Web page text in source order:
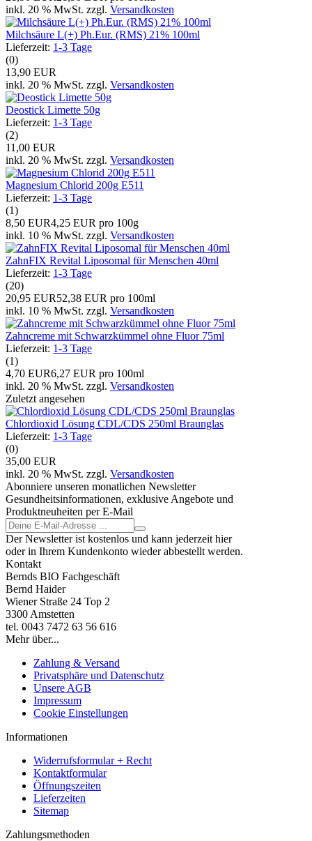
inkl. 20 % MwSt. zzgl. Versandkosten
Milchsäure L(+) Ph.Eur. (RMS) 21% 100ml
Lieferzeit: 1-3 Tage
(0)
13,90 EUR
inkl. 20 % MwSt. zzgl. Versandkosten
Deostick Limette 50g
Lieferzeit: 1-3 Tage
(2)
11,00 EUR
inkl. 20 % MwSt. zzgl. Versandkosten
Magnesium Chlorid 200g E511
Lieferzeit: 1-3 Tage
(1)
8,50 EUR4,25 EUR pro 100g
inkl. 10 % MwSt. zzgl. Versandkosten
ZahnFIX Revital Liposomal für Menschen 40ml
Lieferzeit: 1-3 Tage
(20)
20,95 EUR52,38 EUR pro 100ml
inkl. 10 % MwSt. zzgl. Versandkosten
Zahncreme mit Schwarzkümmel ohne Fluor 75ml
Lieferzeit: 1-3 Tage
(1)
4,70 EUR6,27 EUR pro 100ml
inkl. 20 % MwSt. zzgl. Versandkosten
Zuletzt angesehen
Chlordioxid Lösung CDL/CDS 250ml Braunglas
Lieferzeit: 1-3 Tage
(0)
35,00 EUR
inkl. 20 % MwSt. zzgl. Versandkosten
Abonniere unseren monatlichen Newsletter
Gesundheitsinformationen, exklusive Angebote und
Produktneuheiten per E-Mail
Der Newsletter ist kostenlos und kann jederzeit hier
oder in Ihrem Kundenkonto wieder abbestellt werden.
Kontakt
Bernds BIO Fachgeschäft
Bernd Haider
Wiener Straße 24 Top 2
3300 Amstetten
tel. 0043 7472 63 56 616
Mehr über...
Zahlung & Versand
Privatsphäre und Datenschutz
Unsere AGB
Impressum
Cookie Einstellungen
Informationen
Widerrufsformular + Recht
Kontaktformular
Öffnungszeiten
Lieferzeiten
Sitemap
Zahlungsmethoden